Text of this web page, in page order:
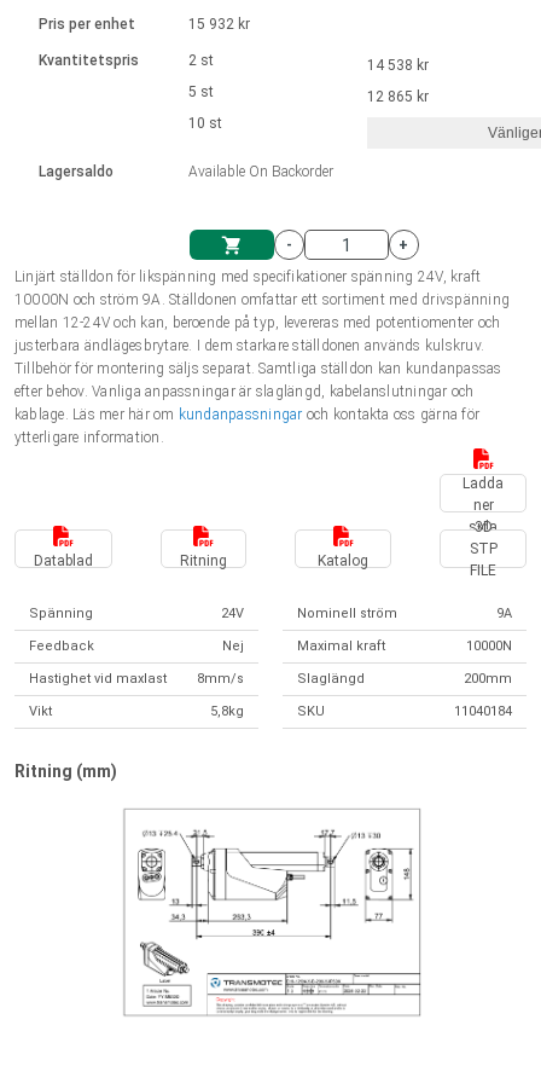
Enhetssystem
Kundkorg
Solenoids
Ø 28-42| 1-1400 rpm | <= 290Ncm
Styrningar borstlösa DC motorer
Styrningar DC motorer
Drivsteg 2-6 A
Synkrona-Asynkrona | för 1-4 ställdon
Synkrona-Asynkrona | för 1-4 ställdon
Français (EUR)
Polski (EUR)
Norsk (NOK)
Suomi (EUR)
Pris per enhet
Kvantitetspris
Lagersaldo
15 932 kr
2 st
5 st
10 st
Available On Backorder
14 538 kr
12 865 kr
-
+
Linjärt ställdon för likspänning med specifikationer spänning 24V, kraft
10000N och ström 9A. Ställdonen omfattar ett sortiment med drivspänning
mellan 12-24V och kan, beroende på typ, levereras med potentiomenter och
justerbara ändlägesbrytare. I dem starkare ställdonen används kulskruv.
Tillbehör för montering säljs separat. Samtliga ställdon kan kundanpassas
efter behov. Vanliga anpassningar är slaglängd, kabelanslutningar och
kablage. Läs mer här om kundanpassningar och kontakta oss gärna för
ytterligare information.
Ladda
ner
sida
Datablad
Ritning Katalog
3D
STP
FILE
Spänning 24V Nominell ström 9A
Feedback Nej Maximal kraft 10000N
Hastighet vid maxlast 8mm/s Slaglängd 200mm
Vikt 5,8kg SKU 11040184
Ritning (mm)